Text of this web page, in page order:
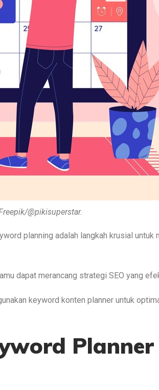
@pikisuperstar.
planning adalah langkah krusial untuk
dapat merancang strategi SEO yang
keyword konten planner untuk
Planner